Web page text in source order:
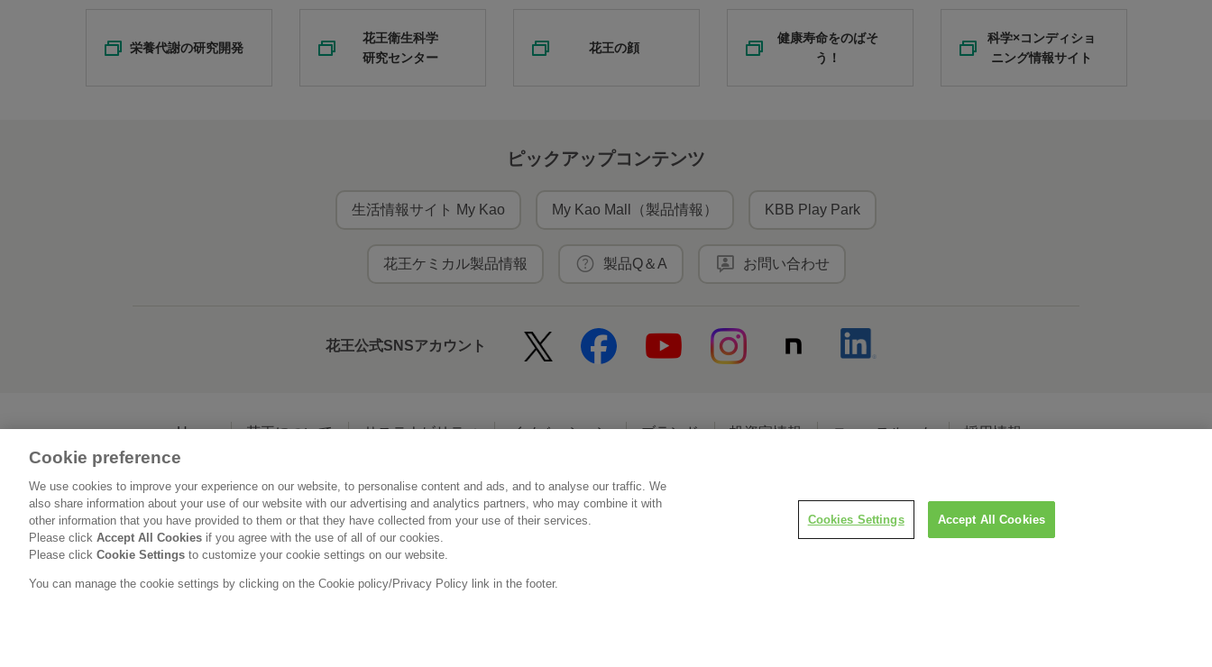
栄養代謝の研究開発
花王衛生科学
研究センター
花王の顔
健康寿命をのばそ
う！
科学×コンディショ
ニング情報サイト
ピックアップコンテンツ
生活情報サイト My Kao My Kao Mall（製品情報） KBB Play Park
花王ケミカル製品情報 製品Q＆A お問い合わせ
花王公式SNSアカウント
Home 花王について サステナビリティ イノベーション ブランド 投資家情報 ニュースルーム 採用情報
利用規約 花王のアクセシビリティ 個人情報保護方針 利用者情報の外部送信
Cookie preference
We use cookies to improve your experience on our website, to personalise content and ads, and to analyse our traffic. We
also share information about your use of our website with our advertising and analytics partners, who may combine it with
other information that you have provided to them or that they have collected from your use of their services.
Please click Accept All Cookies if you agree with the use of all of our cookies.
Please click Cookie Settings to customize your cookie settings on our website.
You can manage the cookie settings by clicking on the Cookie policy/Privacy Policy link in the footer.
Cookies Settings Accept All Cookies